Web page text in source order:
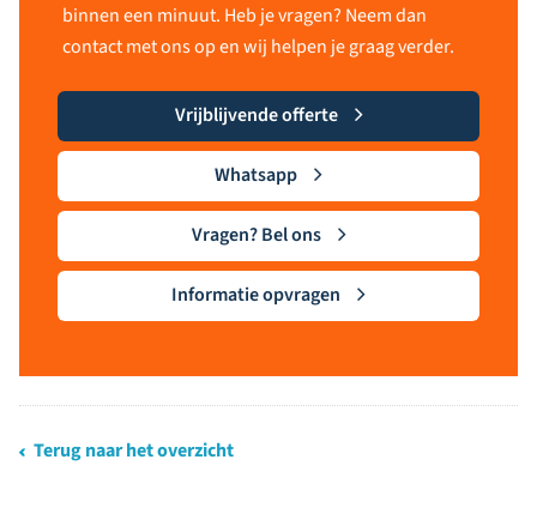
binnen een minuut. Heb je vragen? Neem dan
contact met ons op en wij helpen je graag verder.
Vrijblijvende offerte
Whatsapp
Vragen? Bel ons
Informatie opvragen
Terug naar het overzicht